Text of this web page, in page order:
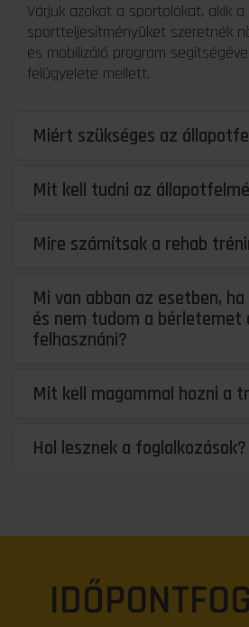
Várjuk azokat a sportolókat, akik a
sportteljesítményüket szeretnék
és mobilizáló program
felügyelete mellett.
Miért szükséges az
Mit kell tudni az
Mire számítsak a rehab
Mi van abban az esetben,
és nem tudom a bérletemet
felhasznáni?
Mit kell magammal hozni a
Hol lesznek a foglalkozások?